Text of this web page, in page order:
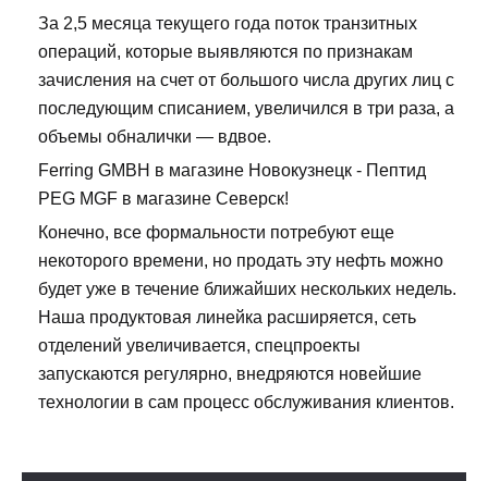
За 2,5 месяца текущего года поток транзитных
операций, которые выявляются по признакам
зачисления на счет от большого числа других лиц с
последующим списанием, увеличился в три раза, а
объемы обналички — вдвое.
Ferring GMBH в магазине Новокузнецк - Пептид
PEG MGF в магазине Северск!
Конечно, все формальности потребуют еще
некоторого времени, но продать эту нефть можно
будет уже в течение ближайших нескольких недель.
Наша продуктовая линейка расширяется, сеть
отделений увеличивается, спецпроекты
запускаются регулярно, внедряются новейшие
технологии в сам процесс обслуживания клиентов.